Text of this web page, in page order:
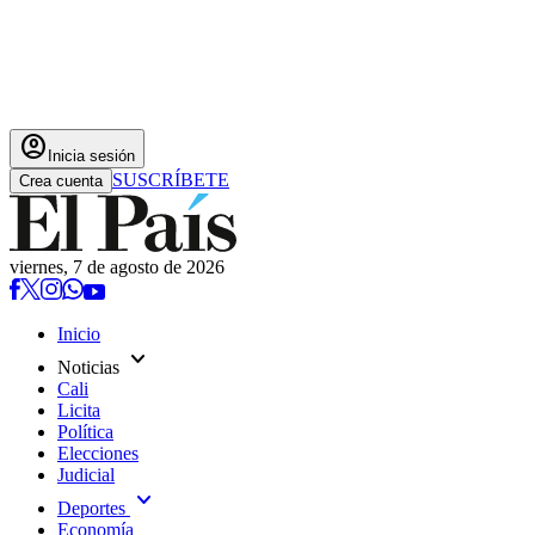
account_circle Inicia sesión
Crea cuenta SUSCRÍBETE
viernes, 7 de agosto de 2026
Inicio
Noticias expand_more
Cali
Licita
Política
Elecciones
Judicial
Deportes expand_more
Economía